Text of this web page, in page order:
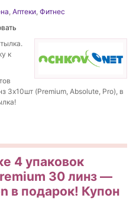
Аптеки Фитнес
к
3х10шт (Premium, Absolute, Pro), в
4 упаковок
30 линз —
в подарок! Купон